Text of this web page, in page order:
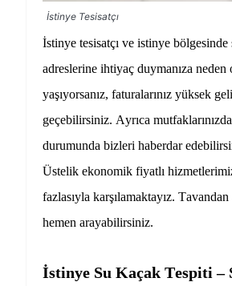
İstinye Tesisatçı
İstinye tesisatçı ve istinye
adreslerine ihtiyaç duymanıza
yaşıyorsanız, faturalarınız yüksek
geçebilirsiniz. Ayrıca
durumunda bizleri haberdar
Üstelik ekonomik fiyatlı
fazlasıyla karşılamaktayız.
hemen arayabilirsiniz.
İstinye Su Kaçak Tespiti –